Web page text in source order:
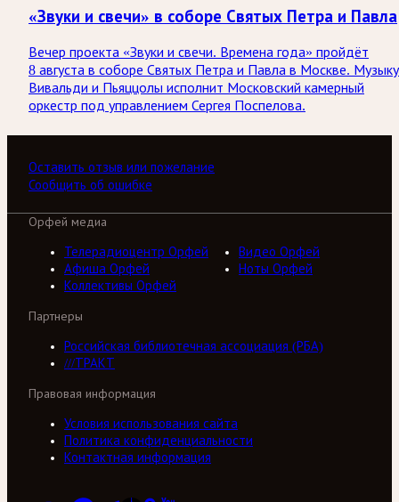
«Звуки и свечи» в соборе Святых Петра и Павла
Вечер проекта «Звуки и свечи. Времена года» пройдёт
8 августа в соборе Святых Петра и Павла в Москве. Музыку
Вивальди и Пьяццолы исполнит Московский камерный
оркестр под управлением Сергея Поспелова.
Оставить отзыв или пожелание
Сообщить об ошибке
Орфей медиа
Телерадиоцентр Орфей
Видео Орфей
Афиша Орфей
Ноты Орфей
Коллективы Орфей
Партнеры
Российская библиотечная ассоциация (РБА)
///ТРАКТ
Правовая информация
Условия использования сайта
Политика конфиденциальности
Контактная информация